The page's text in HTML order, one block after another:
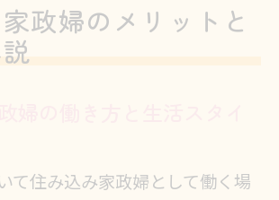
政婦のメリットと
て住み込み家政婦として働く場